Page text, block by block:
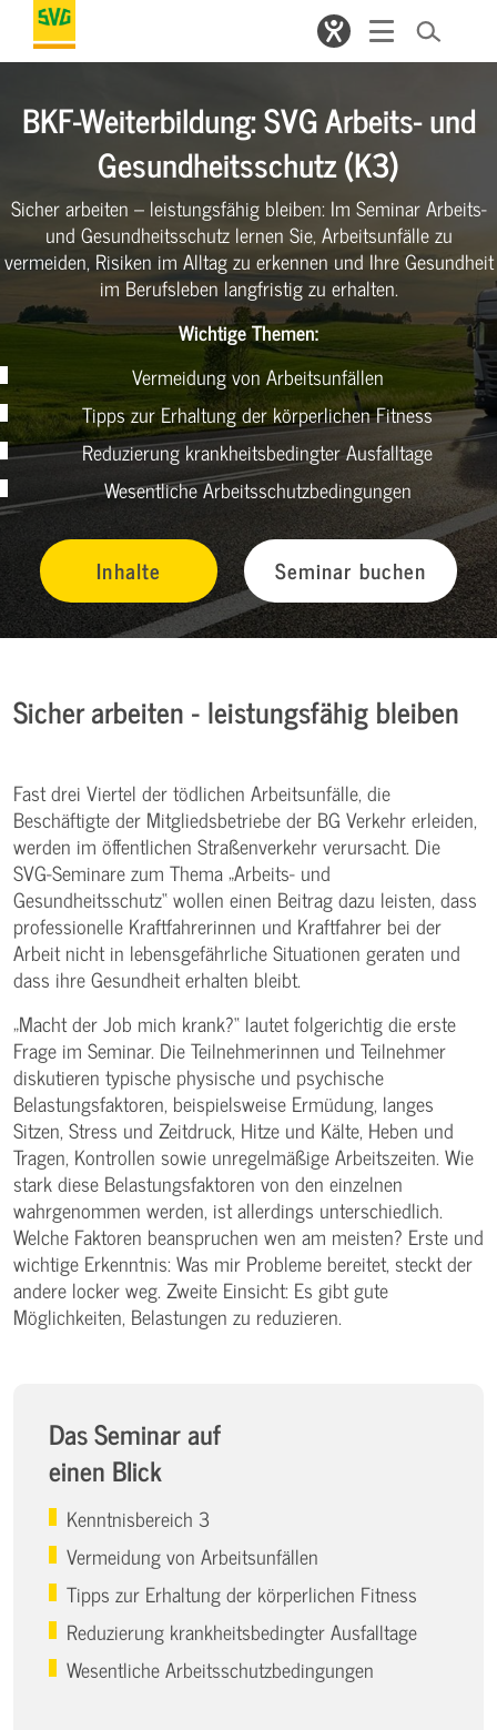
BKF-Weiterbildung: SVG Arbeits- und
Gesundheitsschutz (K3)
Sicher arbeiten – leistungsfähig bleiben: Im Seminar Arbeits-
und Gesundheitsschutz lernen Sie, Arbeitsunfälle zu
vermeiden, Risiken im Alltag zu erkennen und Ihre Gesundheit
im Berufsleben langfristig zu erhalten.
Wichtige Themen:
Vermeidung von Arbeitsunfällen
Tipps zur Erhaltung der körperlichen Fitness
Reduzierung krankheitsbedingter Ausfalltage
Wesentliche Arbeitsschutzbedingungen
Inhalte Seminar buchen
Sicher arbeiten - leistungsfähig bleiben
Fast drei Viertel der tödlichen Arbeitsunfälle, die
Beschäftigte der Mitgliedsbetriebe der BG Verkehr erleiden,
werden im öffentlichen Straßenverkehr verursacht. Die
SVG-Seminare zum Thema „Arbeits- und
Gesundheitsschutz“ wollen einen Beitrag dazu leisten, dass
professionelle Kraftfahrerinnen und Kraftfahrer bei der
Arbeit nicht in lebensgefährliche Situationen geraten und
dass ihre Gesundheit erhalten bleibt.
„Macht der Job mich krank?“ lautet folgerichtig die erste
Frage im Seminar. Die Teilnehmerinnen und Teilnehmer
diskutieren typische physische und psychische
Belastungsfaktoren, beispielsweise Ermüdung, langes
Sitzen, Stress und Zeitdruck, Hitze und Kälte, Heben und
Tragen, Kontrollen sowie unregelmäßige Arbeitszeiten. Wie
stark diese Belastungsfaktoren von den einzelnen
wahrgenommen werden, ist allerdings unterschiedlich.
Welche Faktoren beanspruchen wen am meisten? Erste und
wichtige Erkenntnis: Was mir Probleme bereitet, steckt der
andere locker weg. Zweite Einsicht: Es gibt gute
Möglichkeiten, Belastungen zu reduzieren.
Das Seminar auf
einen Blick
Kenntnisbereich 3
Vermeidung von Arbeitsunfällen
Tipps zur Erhaltung der körperlichen Fitness
Reduzierung krankheitsbedingter Ausfalltage
Wesentliche Arbeitsschutzbedingungen